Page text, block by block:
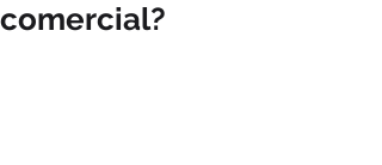
comercial?